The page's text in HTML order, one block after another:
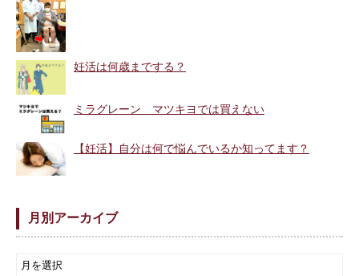
妊活は何歳までする？
ミラグレーン マツキヨでは買えない
【妊活】自分は何で悩んでいるか知ってます？
月別アーカイブ